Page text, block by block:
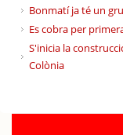
Bonmatí ja té un
Es cobra per
S'inicia la
Colònia